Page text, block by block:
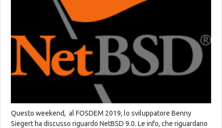
Questo weekend, al FOSDEM 2019, lo sviluppatore Benny
Siegert ha discusso riguardo NetBSD 9.0. Le info, che riguardano